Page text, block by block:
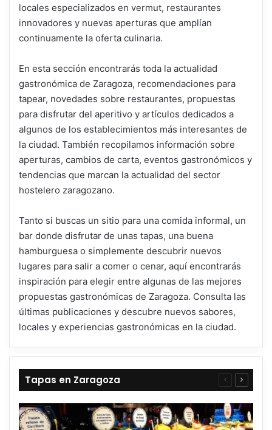
locales especializados en vermut, restaurantes
innovadores y nuevas aperturas que amplían
continuamente la oferta culinaria.
En esta sección encontrarás toda la actualidad
gastronómica de Zaragoza, recomendaciones para
tapear, novedades sobre restaurantes, propuestas
para disfrutar del aperitivo y artículos dedicados a
algunos de los establecimientos más interesantes de
la ciudad. También recopilamos información sobre
aperturas, cambios de carta, eventos gastronómicos y
tendencias que marcan la actualidad del sector
hostelero zaragozano.
Tanto si buscas un sitio para una comida informal, un
bar donde disfrutar de unas tapas, una buena
hamburguesa o simplemente descubrir nuevos
lugares para salir a comer o cenar, aquí encontrarás
inspiración para elegir entre algunas de las mejores
propuestas gastronómicas de Zaragoza. Consulta las
últimas publicaciones y descubre nuevos sabores,
locales y experiencias gastronómicas en la ciudad.
Tapas en Zaragoza
Página
anterior